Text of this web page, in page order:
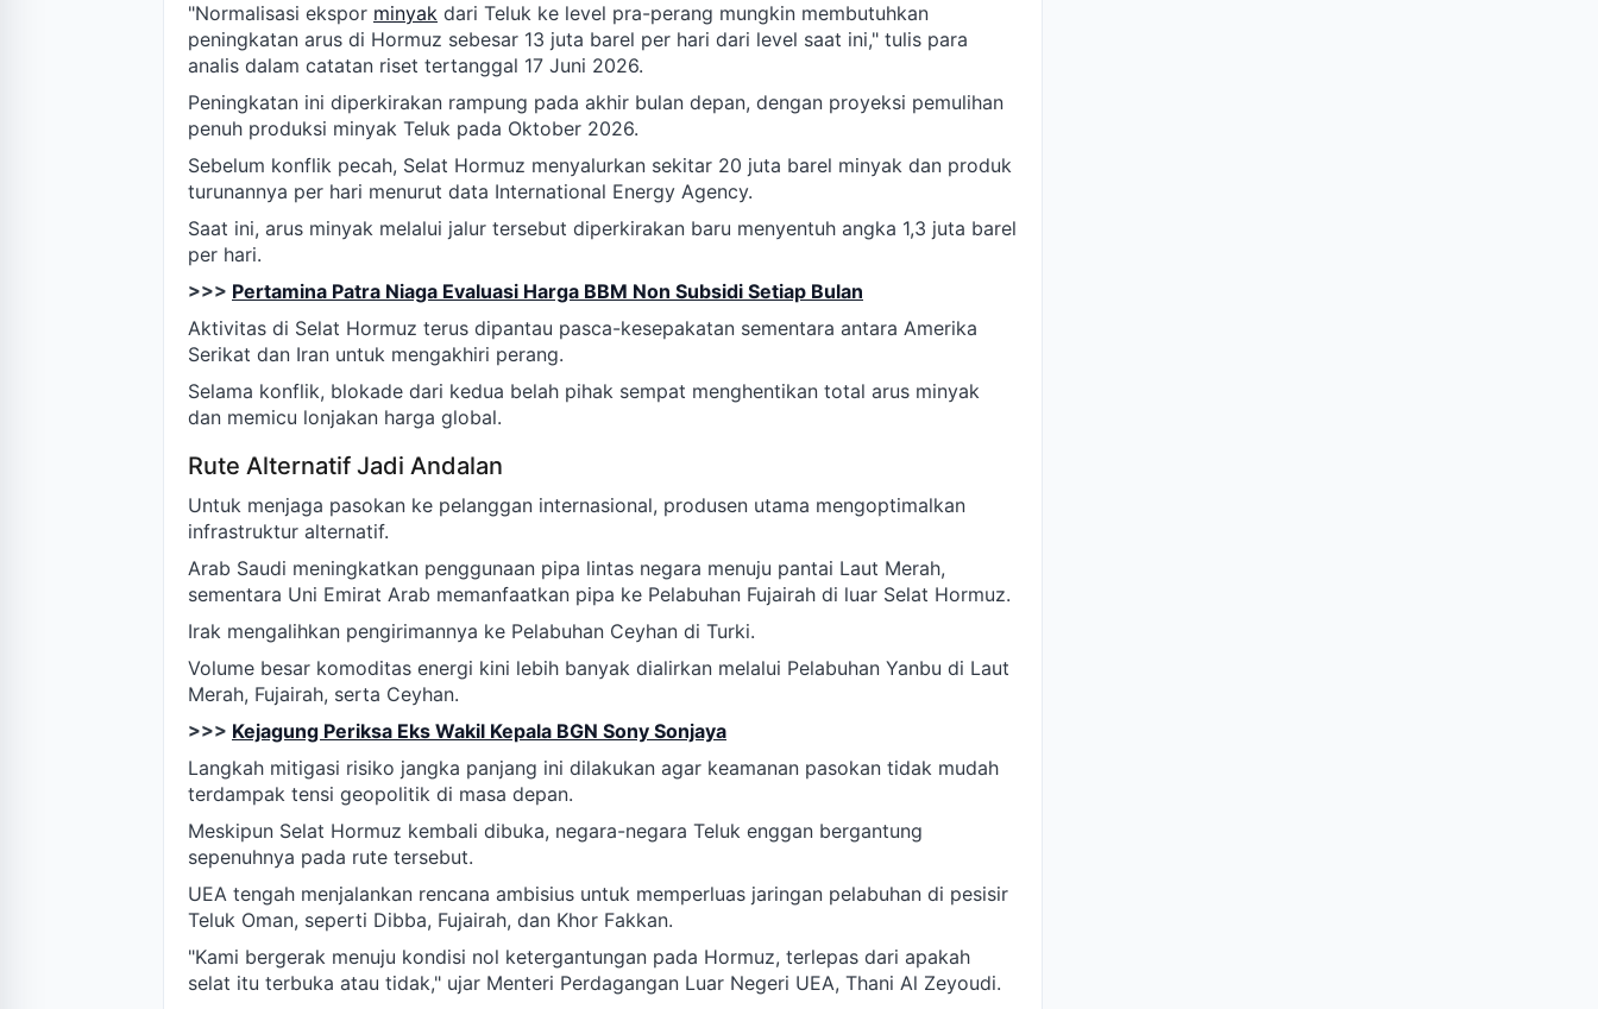
"Normalisasi ekspor minyak dari Teluk ke level pra-perang mungkin membutuhkan
peningkatan arus di Hormuz sebesar 13 juta barel per hari dari level saat ini," tulis para
analis dalam catatan riset tertanggal 17 Juni 2026.
Peningkatan ini diperkirakan rampung pada akhir bulan depan, dengan proyeksi pemulihan
penuh produksi minyak Teluk pada Oktober 2026.
Sebelum konflik pecah, Selat Hormuz menyalurkan sekitar 20 juta barel minyak dan produk
turunannya per hari menurut data International Energy Agency.
Saat ini, arus minyak melalui jalur tersebut diperkirakan baru menyentuh angka 1,3 juta barel
per hari.
>>> Pertamina Patra Niaga Evaluasi Harga BBM Non Subsidi Setiap Bulan
Aktivitas di Selat Hormuz terus dipantau pasca-kesepakatan sementara antara Amerika
Serikat dan Iran untuk mengakhiri perang.
Selama konflik, blokade dari kedua belah pihak sempat menghentikan total arus minyak
dan memicu lonjakan harga global.
Rute Alternatif Jadi Andalan
Untuk menjaga pasokan ke pelanggan internasional, produsen utama mengoptimalkan
infrastruktur alternatif.
Arab Saudi meningkatkan penggunaan pipa lintas negara menuju pantai Laut Merah,
sementara Uni Emirat Arab memanfaatkan pipa ke Pelabuhan Fujairah di luar Selat Hormuz.
Irak mengalihkan pengirimannya ke Pelabuhan Ceyhan di Turki.
Volume besar komoditas energi kini lebih banyak dialirkan melalui Pelabuhan Yanbu di Laut
Merah, Fujairah, serta Ceyhan.
>>> Kejagung Periksa Eks Wakil Kepala BGN Sony Sonjaya
Langkah mitigasi risiko jangka panjang ini dilakukan agar keamanan pasokan tidak mudah
terdampak tensi geopolitik di masa depan.
Meskipun Selat Hormuz kembali dibuka, negara-negara Teluk enggan bergantung
sepenuhnya pada rute tersebut.
UEA tengah menjalankan rencana ambisius untuk memperluas jaringan pelabuhan di pesisir
Teluk Oman, seperti Dibba, Fujairah, dan Khor Fakkan.
"Kami bergerak menuju kondisi nol ketergantungan pada Hormuz, terlepas dari apakah
selat itu terbuka atau tidak," ujar Menteri Perdagangan Luar Negeri UEA, Thani Al Zeyoudi.